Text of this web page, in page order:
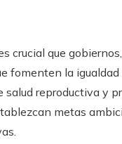
crucial que
fomenten la
reproductiva y
metas